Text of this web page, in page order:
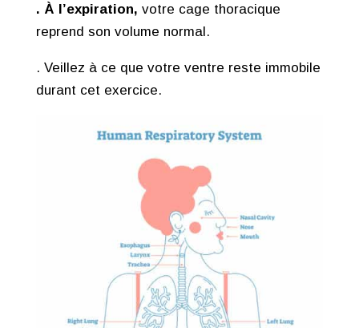
. À l’expiration, votre cage thoracique
reprend son volume normal.
. Veillez à ce que votre ventre reste immobile
durant cet exercice.